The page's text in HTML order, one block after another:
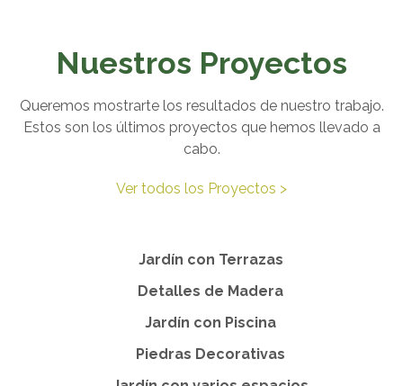
Nuestros Proyectos
Queremos mostrarte los resultados de nuestro trabajo.
Estos son los últimos proyectos que hemos llevado a
cabo.
Ver todos los Proyectos >
Jardín con Terrazas
Detalles de Madera
Jardín con Piscina
Piedras Decorativas